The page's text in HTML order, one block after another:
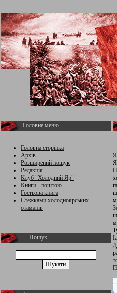
Головне меню
Головна сторінка
Архів
Розширений пошук
Редакція
Клуб "Холодний Яр"
Книги - поштою
Гостьова книга
Стежками холодноярських
отаманів
Пошук